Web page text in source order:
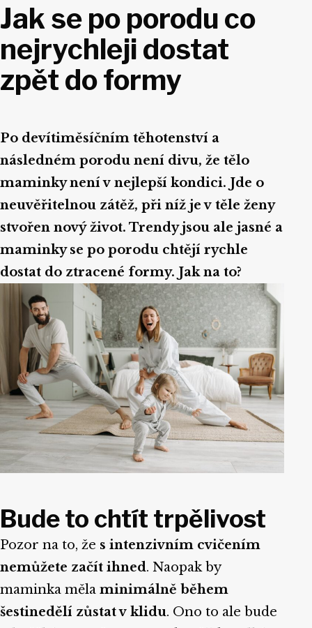
Jak se po porodu co
nejrychleji dostat
zpět do formy
Po devítiměsíčním těhotenství a
následném porodu není divu, že tělo
maminky není v nejlepší kondici. Jde o
neuvěřitelnou zátěž, při níž je v těle ženy
stvořen nový život. Trendy jsou ale jasné a
maminky se po porodu chtějí rychle
dostat do ztracené formy. Jak na to?
Bude to chtít trpělivost
Pozor na to, že s intenzivním cvičením
nemůžete začít ihned. Naopak by
maminka měla minimálně během
šestinedělí zůstat v klidu. Ono to ale bude